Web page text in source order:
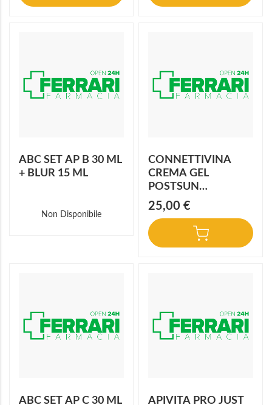
ABC SET AP B 30 ML
+ BLUR 15 ML
Non Disponibile
CONNETTIVINA
CREMA GEL
POSTSUN
AQUABOOST 200
ML
25,00 €
ABC SET AP C 30 ML
APIVITA PRO JUST